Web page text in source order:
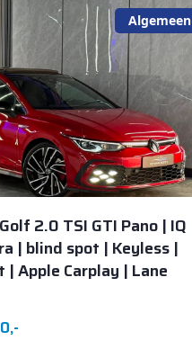
Algemeen
2.0 TSI GTI Pano | IQ
| blind spot | Keyless |
Apple Carplay | Lane